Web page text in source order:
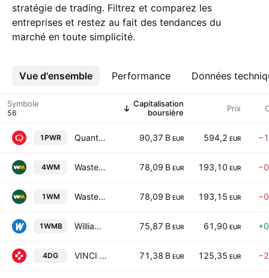
stratégie de trading. Filtrez et comparez les
entreprises et restez au fait des tendances du
marché en toute simplicité.
Vue d'ensemble Performance Données
Plus
Symbole
Capitalisation
boursière
Prix
1PWR Quanta Services, Inc. 90,37 B EUR 594,2 EUR
4WM Waste Management, Inc. 78,09 B EUR 193,10 EUR
1WM Waste Management, Inc. 78,09 B EUR 193,15 EUR
1WMB Williams Companies, Inc. 75,87 B EUR 61,90 EUR
4DG VINCI SA 71,38 B EUR 125,35 EUR